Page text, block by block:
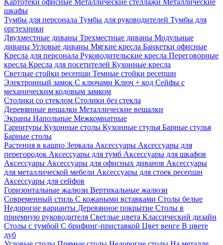
Картотеки офисные Металлические стеллажи Металлические
шкафы
Тумбы для персонала Тумбы для руководителей Тумбы для
оргтехники
Двухместные диваны Трехместные диваны Модульные
диваны Угловые диваны Мягкие кресла Банкетки офисные
Кресла для персонала Руководительские кресла Переговорные
кресла Кресла для посетителей Кухонные кресла
Светлые стойки ресепшн Темные стойки ресепшн
Электронный замок С ключами Ключ + код Сейфы с
механическим кодовым замком
Столики со стеклом Столики без стекла
Деревянные вешалки Металлические вешалки
Экраны Напольные Межкомнатные
Гарнитуры Кухонные столы Кухонные стулья Барные стулья
Барные столы
Растения в кашпо Зеркала Аксессуары Аксессуары для
перегородок Аксессуары для тумб Аксессуары для шкафов
Аксессуары Аксессуары для офисных диванов Аксессуары
для металлической мебели Аксессуары для стоек ресепшн
Аксессуары для сейфов
Горизонтальные жалюзи Вертикальные жалюзи
Современный стиль С кожаными вставками Столы белые
Недорогие варианты Деревянное покрытие Столы в
приемную руководителя Светлые цвета Классический дизайн
Столы с тумбой С брифинг-приставкой Цвет венге В цвете
дуб